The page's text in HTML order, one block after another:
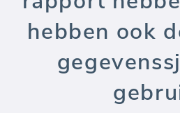
hebben ook